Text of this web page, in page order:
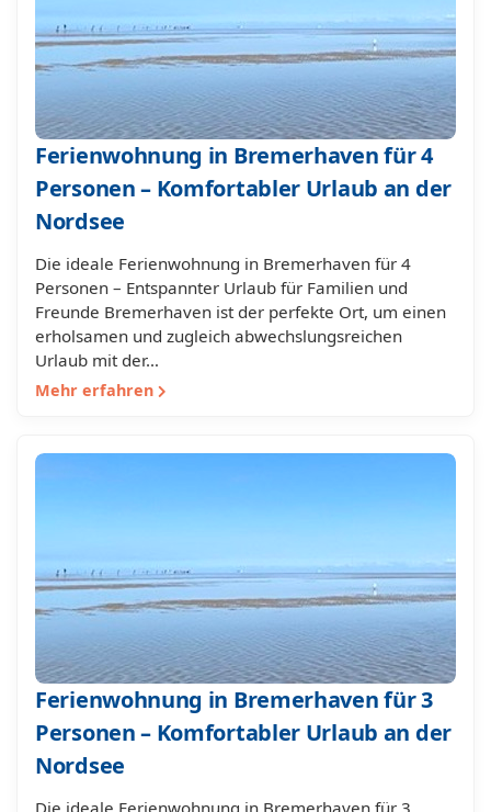
Ferienwohnung in Bremerhaven für 4
Personen – Komfortabler Urlaub an der
Nordsee
Die ideale Ferienwohnung in Bremerhaven für 4
Personen – Entspannter Urlaub für Familien und
Freunde Bremerhaven ist der perfekte Ort, um einen
erholsamen und zugleich abwechslungsreichen
Urlaub mit der…
Mehr erfahren
Ferienwohnung in Bremerhaven für 3
Personen – Komfortabler Urlaub an der
Nordsee
Die ideale Ferienwohnung in Bremerhaven für 3